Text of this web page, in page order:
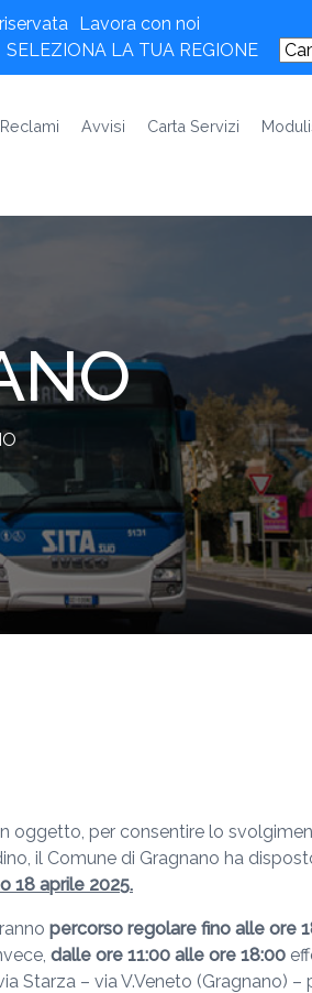
Lavora con noi
SELEZIONA LA TUA REGIONE
Reclami Avvisi Carta Servizi
oggetto, per consentire lo
il Comune di Gragnano ha
18 aprile 2025.
percorso regolare fino alle ore
dalle ore 11:00 alle ore 18:00
Starza – via V.Veneto (Gragnano)